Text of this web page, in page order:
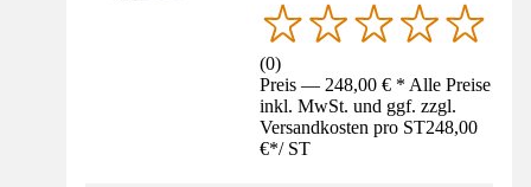
(0)
Preis — 248,00 € * Alle Preise
inkl. MwSt. und ggf. zzgl.
Versandkosten pro ST248,00
€*/ ST